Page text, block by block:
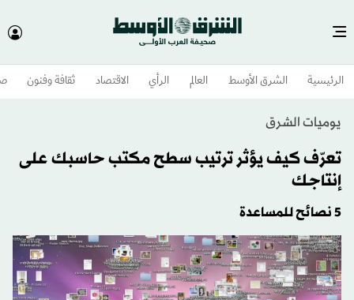
الرئيسية الشرق الأوسط​ العالم الرأي الاقتصاد ثقافة وفنون
يوميات الشرق
تعرّف كيف يؤثر ترتيب سطح مكتب حاسبك على
إنتاجك
5 نصائح للمساعدة